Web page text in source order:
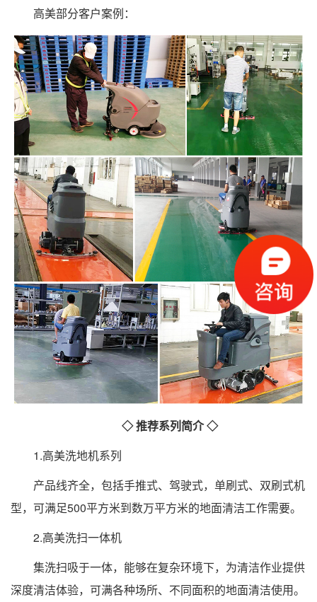
高美部分客户案例：
◇ 推荐系列简介 ◇
1.高美洗地机系列
产品线齐全，包括手推式、驾驶式，单刷式、双刷式机
型，可满足500平方米到数万平方米的地面清洁工作需要。
2.高美洗扫一体机
集洗扫吸于一体，能够在复杂环境下，为清洁作业提供
深度清洁体验，可满各种场所、不同面积的地面清洁使用。